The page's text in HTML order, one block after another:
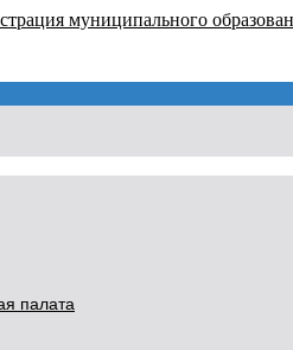
муниципального
палата